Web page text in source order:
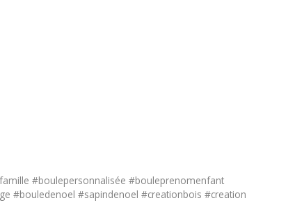
#boulepersonnalisée #bouleprenomenfant
#bouledenoel #sapindenoel #creationbois #creation